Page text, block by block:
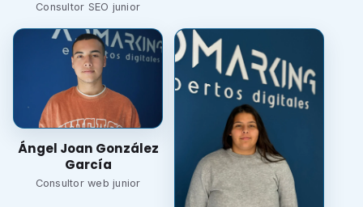
Consultor SEO junior
Ángel Joan González
García
Consultor web junior